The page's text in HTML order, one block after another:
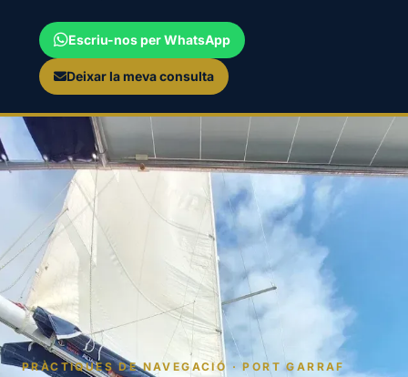
Escriu-nos per WhatsApp
Deixar la meva consulta
PRÀCTIQUES DE NAVEGACIÓ · PORT GARRAF